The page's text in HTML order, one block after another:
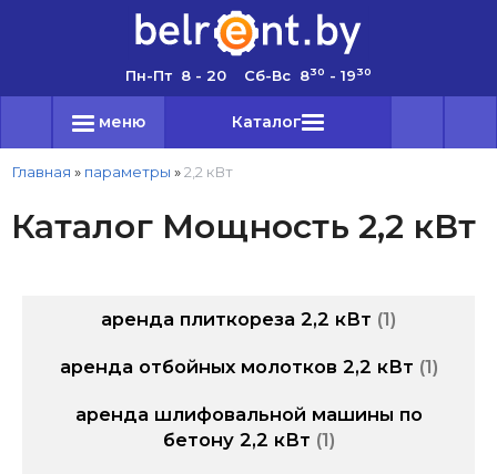
Пн-Пт 8 - 20 Сб-Вс 830 - 1930
меню Каталог
Главная » параметры »2,2 кВт
Каталог Мощность 2,2 кВт
аренда плиткореза 2,2 кВт 1
аренда отбойных молотков 2,2 кВт 1
аренда шлифовальной машины по
бетону 2,2 кВт 1